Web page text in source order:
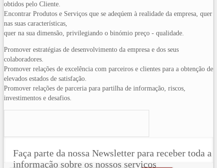
obtidos pelo Cliente.
Encontrar Produtos e Serviços que se adeqúem à realidade da empresa, quer
nas suas características,
quer na sua dimensão, privilegiando o binómio preço - qualidade.
Promover estratégias de desenvolvimento da empresa e dos seus
colaboradores.
Promover relações de excelência com parceiros e clientes para a obtenção de
elevados estados de satisfação.
Promover relações de parceria para partilha de informação, riscos,
investimentos e desafios.
Faça parte da nossa Newsletter para receber toda a
informação sobre os nossos serviços